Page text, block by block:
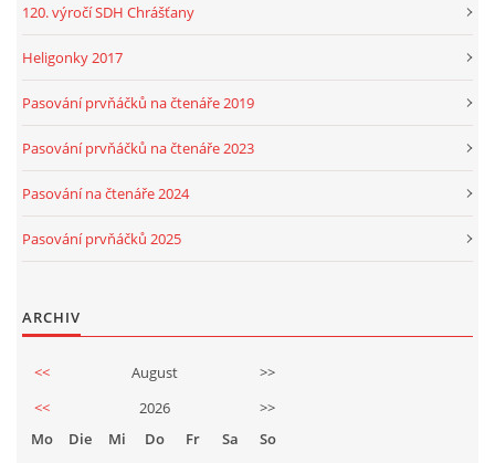
120. výročí SDH Chrášťany
Heligonky 2017
Pasování prvňáčků na čtenáře 2019
Pasování prvňáčků na čtenáře 2023
Pasování na čtenáře 2024
Pasování prvňáčků 2025
ARCHIV
<< August
>>
<<
2026
>>
Mo
Die Mi Do Fr Sa
So